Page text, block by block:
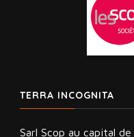
TERRA INCOGNITA
Sarl Scop au capital